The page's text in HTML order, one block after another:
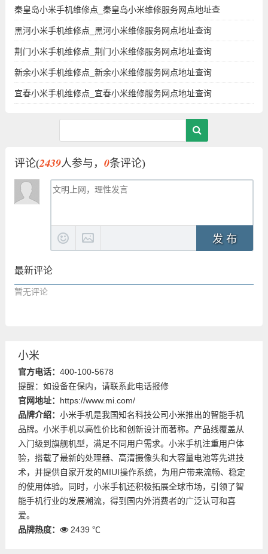
秦皇岛小米手机维修点_秦皇岛小米维修服务网点地址查
黑河小米手机维修点_黑河小米维修服务网点地址查询
荆门小米手机维修点_荆门小米维修服务网点地址查询
新余小米手机维修点_新余小米维修服务网点地址查询
宜春小米手机维修点_宜春小米维修服务网点地址查询
评论(2439人参与， 0条评论)
发 布
最新评论
暂无评论
小米
官方电话： 400-100-5678
提醒：如设备在保内，请联系此电话报修
官网地址： https://www.mi.com/
品牌介绍： 小米手机是我国知名科技公司小米推出的智能手机
品牌。小米手机以高性价比和创新设计而著称。产品线覆盖从
入门级到旗舰机型，满足不同用户需求。小米手机注重用户体
验，搭载了最新的处理器、高清摄像头和大容量电池等先进技
术，并提供自家开发的MIUI操作系统，为用户带来流畅、稳定
的使用体验。同时，小米手机还积极拓展全球市场，引领了智
能手机行业的发展潮流，得到国内外消费者的广泛认可和喜
爱。
品牌热度：
2439 ℃